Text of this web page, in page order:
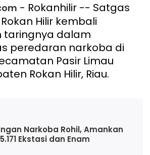
- Rokanhilir -- Satgas
Hilir kembali
taringnya dalam
peredaran narkoba di
Pasir Limau
Rokan Hilir, Riau.
Narkoba Rohil, Amankan
Ekstasi dan Enam